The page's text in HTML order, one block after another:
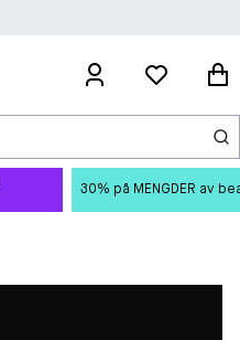
30% på MENGDER av